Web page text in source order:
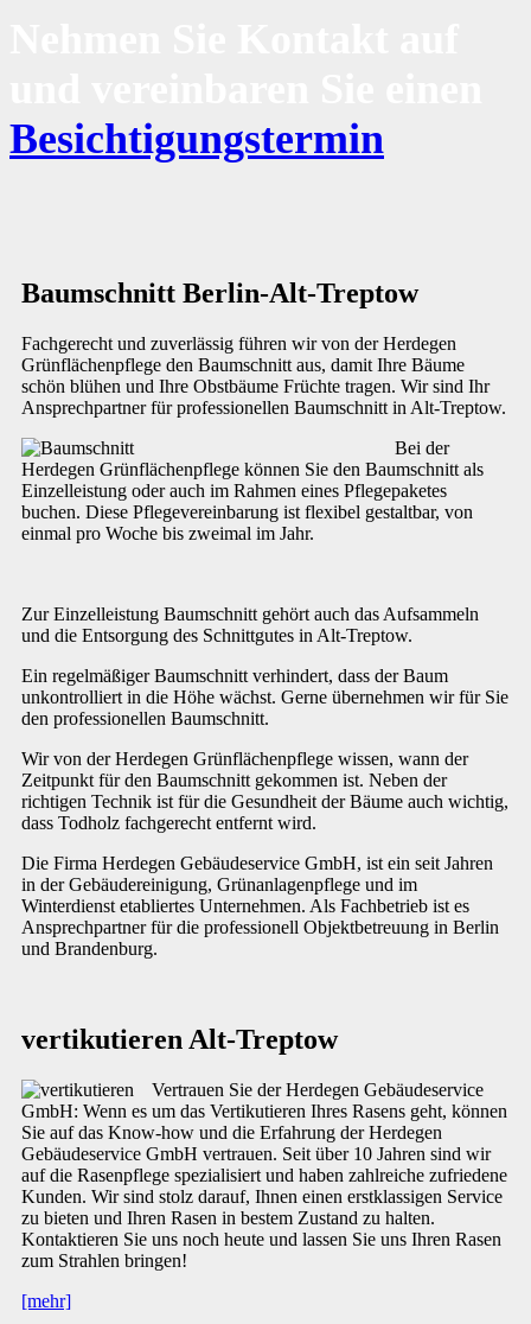
Besichtigungstermin
Baumschnitt Berlin-Alt-Treptow
Fachgerecht und zuverlässig führen wir von der Herdegen
Grünflächenpflege den Baumschnitt aus, damit Ihre Bäume
schön blühen und Ihre Obstbäume Früchte tragen. Wir sind Ihr
Ansprechpartner für professionellen Baumschnitt in Alt-Treptow.
Bei der
Herdegen Grünflächenpflege können Sie den Baumschnitt als
Einzelleistung oder auch im Rahmen eines Pflegepaketes
buchen. Diese Pflegevereinbarung ist flexibel gestaltbar, von
einmal pro Woche bis zweimal im Jahr.
Zur Einzelleistung Baumschnitt gehört auch das Aufsammeln
und die Entsorgung des Schnittgutes in Alt-Treptow.
Ein regelmäßiger Baumschnitt verhindert, dass der Baum
unkontrolliert in die Höhe wächst. Gerne übernehmen wir für Sie
den professionellen Baumschnitt.
Wir von der Herdegen Grünflächenpflege wissen, wann der
Zeitpunkt für den Baumschnitt gekommen ist. Neben der
richtigen Technik ist für die Gesundheit der Bäume auch wichtig,
dass Todholz fachgerecht entfernt wird.
Die Firma Herdegen Gebäudeservice GmbH, ist ein seit Jahren
in der Gebäudereinigung, Grünanlagenpflege und im
Winterdienst etabliertes Unternehmen. Als Fachbetrieb ist es
Ansprechpartner für die professionell Objektbetreuung in Berlin
und Brandenburg.
vertikutieren Alt-Treptow
Vertrauen Sie der Herdegen Gebäudeservice
GmbH: Wenn es um das Vertikutieren Ihres Rasens geht, können
Sie auf das Know-how und die Erfahrung der Herdegen
Gebäudeservice GmbH vertrauen. Seit über 10 Jahren sind wir
auf die Rasenpflege spezialisiert und haben zahlreiche zufriedene
Kunden. Wir sind stolz darauf, Ihnen einen erstklassigen Service
zu bieten und Ihren Rasen in bestem Zustand zu halten.
Kontaktieren Sie uns noch heute und lassen Sie uns Ihren Rasen
zum Strahlen bringen!
[mehr]